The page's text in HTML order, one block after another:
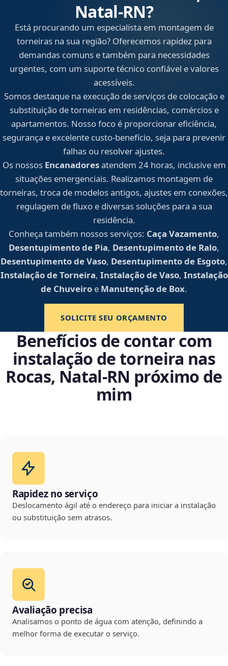
Natal‑RN?
Está procurando um especialista em montagem de
torneiras na sua região? Oferecemos rapidez para
demandas comuns e também para necessidades
urgentes, com um suporte técnico confiável e valores
acessíveis.
Somos destaque na execução de serviços de colocação e
substituição de torneiras em residências, comércios e
apartamentos. Nosso foco é proporcionar eficiência,
segurança e excelente custo-benefício, seja para prevenir
falhas ou resolver ajustes.
Os nossos Encanadoresatendem 24 horas, inclusive em
situações emergenciais. Realizamos montagem de
torneiras, troca de modelos antigos, ajustes em conexões,
regulagem de fluxo e diversas soluções para a sua
residência.
Conheça também nossos serviços: Caça Vazamento,
Desentupimento de Pia, Desentupimento de Ralo,
Desentupimento de Vaso, Desentupimento de Esgoto,
Instalação de Torneira, Instalação de Vaso, Instalação
de Chuveiro e Manutenção de Box.
SOLICITE SEU ORÇAMENTO
Benefícios de contar com
instalação de torneira nas
Rocas, Natal‑RN próximo de
mim
Rapidez no serviço
Deslocamento ágil até o endereço para iniciar a instalação
ou substituição sem atrasos.
Avaliação precisa
Analisamos o ponto de água com atenção, definindo a
melhor forma de executar o serviço.